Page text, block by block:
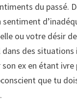
du passé.
ou votre désir
des
son ex en étant
que tu